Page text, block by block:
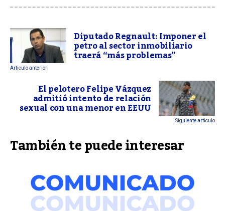
Diputado Regnault: Imponer el
petro al sector inmobiliario
traerá “más problemas”
Articulo anteriori
El pelotero Felipe Vázquez
admitió intento de relación
sexual con una menor en EEUU
Siguiente articulo
También te puede interesar